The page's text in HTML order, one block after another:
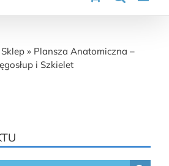
Sklep » Plansza Anatomiczna –
i Szkielet